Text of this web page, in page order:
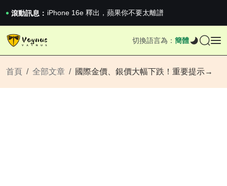
滾動訊息： iPhone 16e 釋出，蘋果你不要太離譜
2026澳網男單收官：全滿貫對上全滿亞，德約...
《巔峰守衛 Highguard》正式上線，官...
切換語言為： 簡體
首頁 全部文章 國際金價、銀價大幅下跌！重要提示→